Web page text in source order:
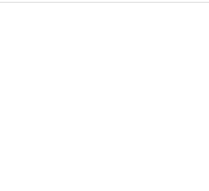
a
v